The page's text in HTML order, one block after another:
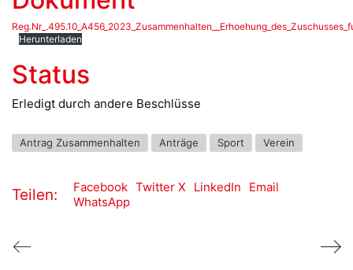
Herunterladen
Status
Erledigt durch andere Beschlüsse
Antrag Zusammenhalten Anträge Sport Verein
Teilen: Facebook Twitter X LinkedIn
Email
WhatsApp